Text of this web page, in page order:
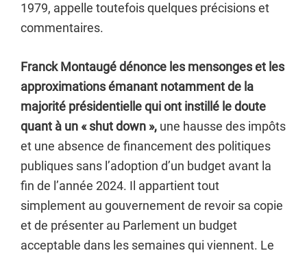
1979, appelle toutefois quelques précisions et
commentaires.
Franck Montaugé dénonce les mensonges et les
approximations émanant notamment de la
majorité présidentielle qui ont instillé le doute
quant à un « shut down », une hausse des impôts
et une absence de financement des politiques
publiques sans l’adoption d’un budget avant la
fin de l’année 2024. Il appartient tout
simplement au gouvernement de revoir sa copie
et de présenter au Parlement un budget
acceptable dans les semaines qui viennent. Le